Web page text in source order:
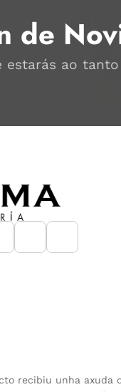
de
estarás ao
recibiu unha axuda